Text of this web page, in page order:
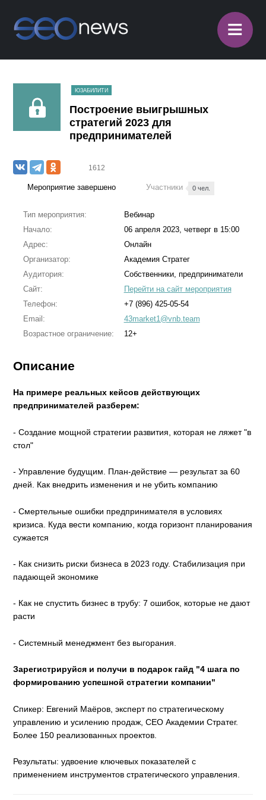
≡
ЮЗАБИЛИТИ
Построение выигрышных
стратегий 2023 для
предпринимателей
1612
Мероприятие завершено Участники 0 чел.
Тип мероприятия:
Вебинар
Начало:
06 апреля 2023, четверг в 15:00
Адрес:
Онлайн
Организатор:
Академия Стратег
Аудитория:
Собственники, предприниматели
Сайт:
Перейти на сайт мероприятия
Телефон:
+7 (896) 425-05-54
Email:
43market1@vnb.team
Возрастное ограничение:
12+
Описание
На примере реальных кейсов действующих
предпринимателей разберем:
- Создание мощной стратегии развития, которая не ляжет "в
стол"
- Управление будущим. План-действие — результат за 60
дней. Как внедрить изменения и не убить компанию
- Смертельные ошибки предпринимателя в условиях
кризиса. Куда вести компанию, когда горизонт планирования
сужается
- Как снизить риски бизнеса в 2023 году. Стабилизация при
падающей экономике
- Как не спустить бизнес в трубу: 7 ошибок, которые не дают
расти
- Системный менеджмент без выгорания.
Зарегистрируйся и получи в подарок гайд "4 шага по
формированию успешной стратегии компании"
Спикер: Евгений Маёров, эксперт по стратегическому
управлению и усилению продаж, CEO Академии Стратег.
Более 150 реализованных проектов.
Результаты: удвоение ключевых показателей с
применением инструментов стратегического управления.